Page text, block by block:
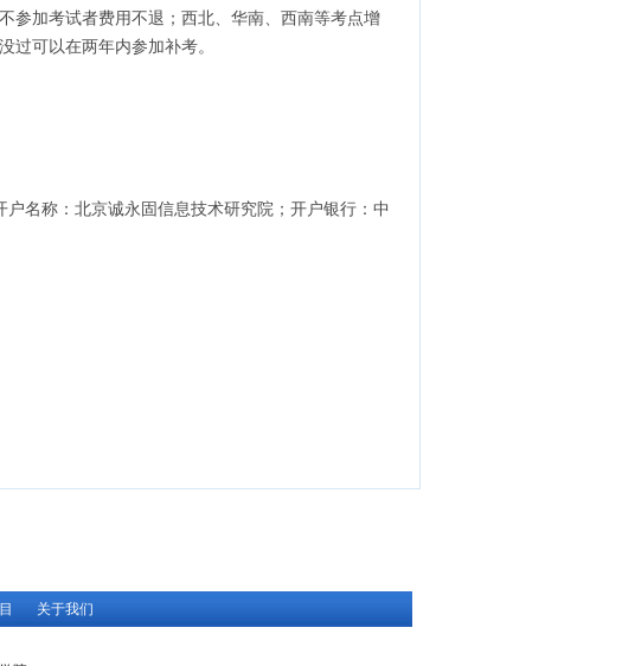
参加考试者费用不退；西北、华南、西南等考点增
过可以在两年内参加补考。
名称：北京诚永固信息技术研究院；开户银行：中
关于我们